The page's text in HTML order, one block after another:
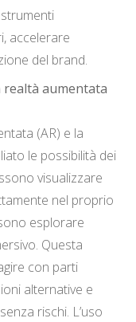
accelerare
del brand.
realtà aumentata
(AR) e la
le possibilità dei
visualizzare
nel proprio
esplorare
Questa
con parti
alternative e
rischi. L’uso